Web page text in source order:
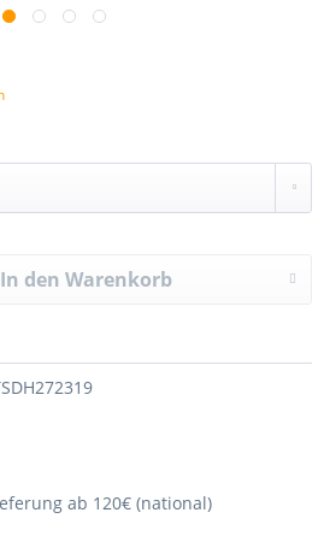
In den Warenkorb
ab 120€ (national)